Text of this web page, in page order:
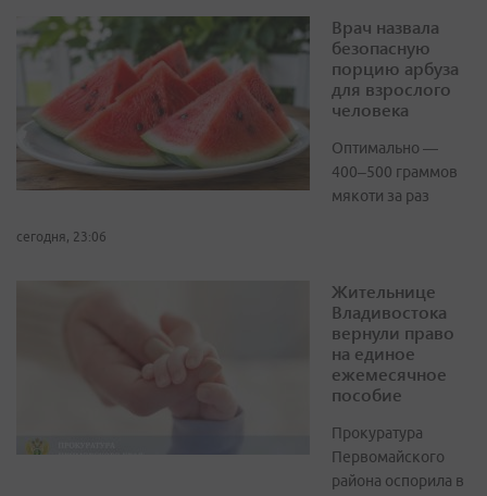
Врач назвала
безопасную
порцию арбуза
для взрослого
человека
Оптимально —
400–500 граммов
мякоти за раз
сегодня, 23:06
Жительнице
Владивостока
вернули право
на единое
ежемесячное
пособие
Прокуратура
Первомайского
района оспорила в